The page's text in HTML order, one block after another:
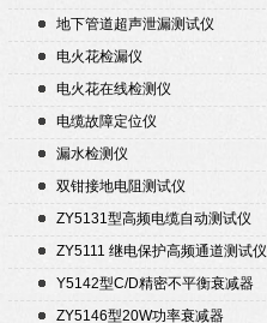
地下管道超声泄漏测试仪
电火花检漏仪
电火花在线检测仪
电缆故障定位仪
漏水检测仪
双钳接地电阻测试仪
ZY5131型高频电缆自动测试仪
ZY5111 继电保护高频通道测试仪
Y5142型C/D精密不平衡衰减器
（50Ω）
ZY5146型20W功率衰减器